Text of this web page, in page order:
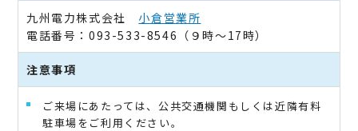
九州電力株式会社 小倉営業所
電話番号：093-533-8546（９時～17時）
注意事項
ご来場にあたっては、公共交通機関もしくは近隣有料
駐車場をご利用ください。